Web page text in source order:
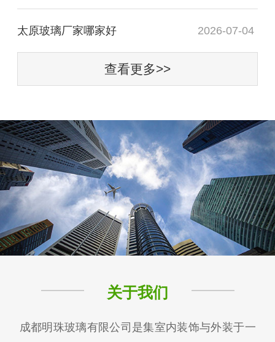
太原玻璃厂家哪家好 2026-07-04
查看更多>>
关于我们
成都明珠玻璃有限公司是集室内装饰与外装于一